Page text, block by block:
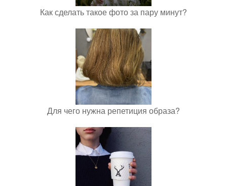
Как сделать такое фото за пару минут?
Для чего нужна репетиция образа?